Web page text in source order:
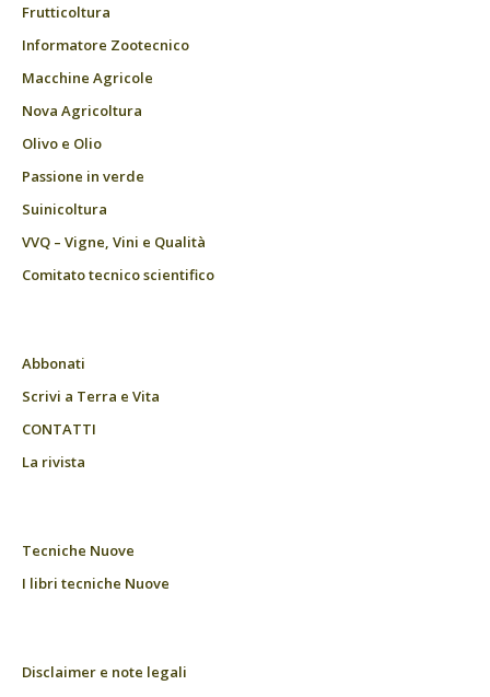
Frutticoltura
Informatore Zootecnico
Macchine Agricole
Nova Agricoltura
Olivo e Olio
Passione in verde
Suinicoltura
VVQ – Vigne, Vini e Qualità
Comitato tecnico scientifico
Abbonati
Scrivi a Terra e Vita
CONTATTI
La rivista
Tecniche Nuove
I libri tecniche Nuove
Disclaimer e note legali